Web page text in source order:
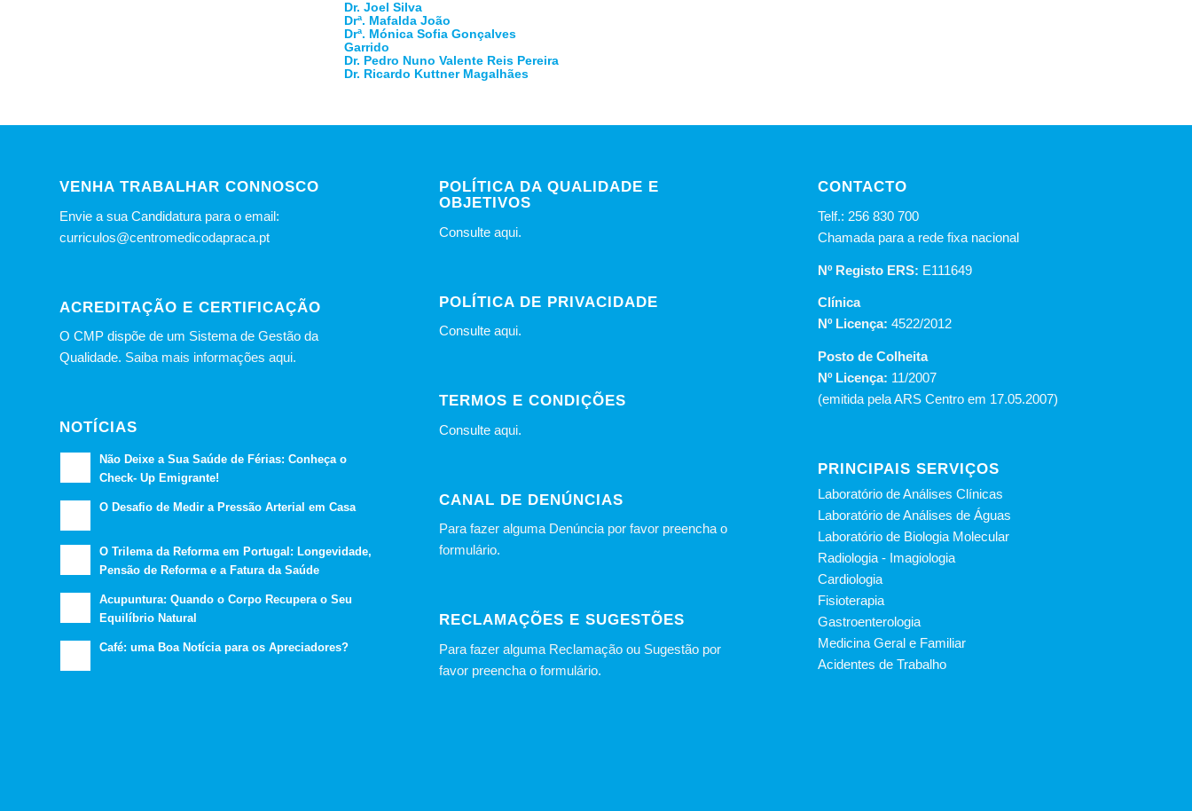
Dr. Joel Silva
Drª. Mafalda João
Drª. Mónica Sofia Gonçalves
Garrido
Dr. Pedro Nuno Valente Reis Pereira
Dr. Ricardo Kuttner Magalhães
VENHA TRABALHAR CONNOSCO
Envie a sua Candidatura para o email:
curriculos@centromedicodapraca.pt
ACREDITAÇÃO E CERTIFICAÇÃO
O CMP dispõe de um Sistema de Gestão da
Qualidade. Saiba mais informações aqui.
NOTÍCIAS
Não Deixe a Sua Saúde de Férias: Conheça o
Check- Up Emigrante!
O Desafio de Medir a Pressão Arterial em Casa
O Trilema da Reforma em Portugal: Longevidade,
Pensão de Reforma e a Fatura da Saúde
Acupuntura: Quando o Corpo Recupera o Seu
Equilíbrio Natural
Café: uma Boa Notícia para os Apreciadores?
POLÍTICA DA QUALIDADE E
OBJETIVOS
Consulte aqui.
POLÍTICA DE PRIVACIDADE
Consulte aqui.
TERMOS E CONDIÇÕES
Consulte aqui.
CANAL DE DENÚNCIAS
Para fazer alguma Denúncia por favor preencha o
formulário.
RECLAMAÇÕES E SUGESTÕES
Para fazer alguma Reclamação ou Sugestão por
favor preencha o formulário.
CONTACTO
Telf.: 256 830 700
Chamada para a rede fixa nacional
Nº Registo ERS: E111649
Clínica
Nº Licença:4522/2012
Posto de Colheita
Nº Licença: 11/2007
(emitida pela ARS Centro em 17.05.2007)
PRINCIPAIS SERVIÇOS
Laboratório de Análises Clínicas
Laboratório de Análises de Águas
Laboratório de Biologia Molecular
Radiologia - Imagiologia
Cardiologia
Fisioterapia
Gastroenterologia
Medicina Geral e Familiar
Acidentes de Trabalho